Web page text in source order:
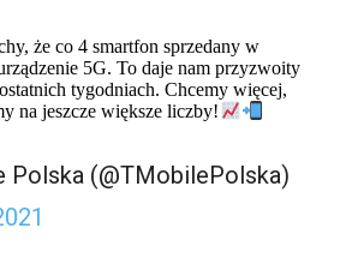
że co 4 smartfon sprzedany w
5G. To daje nam przyzwoity
tygodniach. Chcemy więcej,
na jeszcze większe liczby!
Polska (@TMobilePolska)